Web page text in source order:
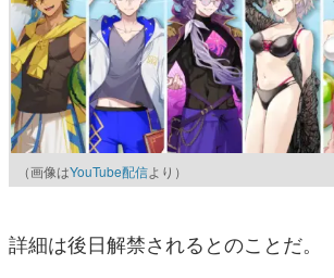
（画像はYouTube配信より）
詳細は後日解禁されるとのことだ。